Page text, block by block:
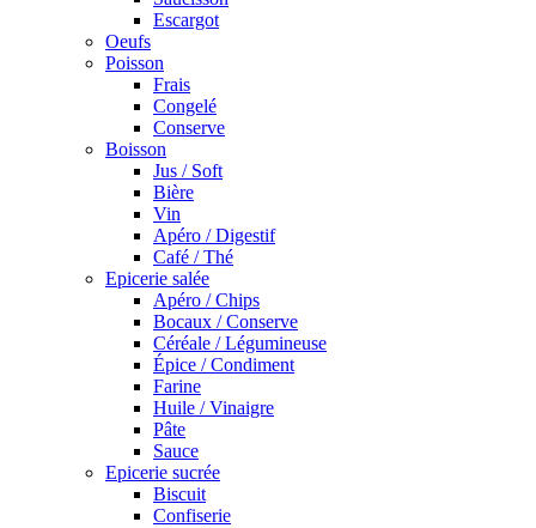
Escargot
Oeufs
Poisson
Frais
Congelé
Conserve
Boisson
Jus / Soft
Bière
Vin
Apéro / Digestif
Café / Thé
Epicerie salée
Apéro / Chips
Bocaux / Conserve
Céréale / Légumineuse
Épice / Condiment
Farine
Huile / Vinaigre
Pâte
Sauce
Epicerie sucrée
Biscuit
Confiserie